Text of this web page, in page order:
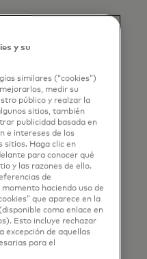
comportamiento
con los
a identificar
frente a bots y
comportamiento
correctos.
y su
similares (“cookies”)
medir su
público y realzar la
sitios, también
publicidad basada en
e intereses de los
sitios. Haga clic en
para conocer qué
y las razones de ello.
de
haciendo uso de
que aparece en la
como enlace en
Esto incluye rechazar
excepción de aquellas
para el